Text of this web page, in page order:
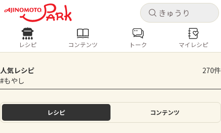
キャ
ログインするとレシピを保存できます
ホーム
キャ
レシピ コンテンツ
人気の食材・レシピ
きゅうり とうもろこし
レシピ コンテンツ トーク マイレシピ
人気レシピ
270件
#もやし
レシピ コンテンツ